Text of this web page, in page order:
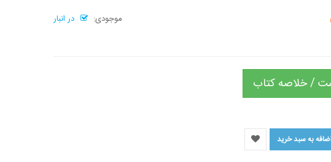
موجودی: در انبار
/ خلاصه کتاب